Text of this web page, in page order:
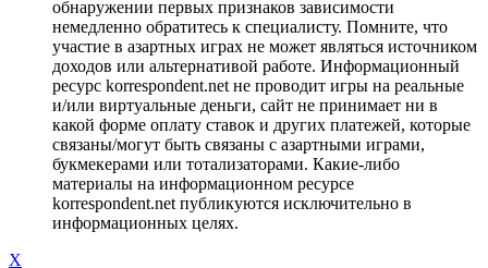
обнаружении первых признаков зависимости
немедленно обратитесь к специалисту. Помните, что
участие в азартных играх не может являться источником
доходов или альтернативой работе. Информационный
ресурс korrespondent.net не проводит игры на реальные
и/или виртуальные деньги, сайт не принимает ни в
какой форме оплату ставок и других платежей, которые
связаны/могут быть связаны с азартными играми,
букмекерами или тотализаторами. Какие-либо
материалы на информационном ресурсе
korrespondent.net публикуются исключительно в
информационных целях.
X